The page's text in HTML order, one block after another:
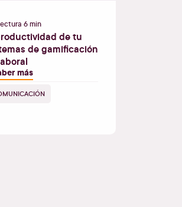
6 min
de tu
de gamificación
más